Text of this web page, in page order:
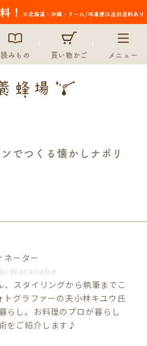
読みもの 買い物かご メニュー
でつくる懐かしナポリ
ネーター
、スタイリングから執筆までこ
トグラファーの夫小林キユウ氏
らし。お料理のプロが暮らし
をご紹介します♪